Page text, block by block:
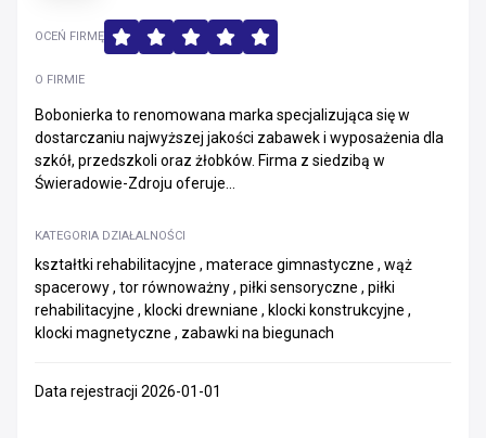
O FIRMIE
Bobonierka to renomowana marka specjalizująca się w
dostarczaniu najwyższej jakości zabawek i wyposażenia dla
szkół, przedszkoli oraz żłobków. Firma z siedzibą w
Świeradowie-Zdroju oferuje...
KATEGORIA DZIAŁALNOŚCI
kształtki rehabilitacyjne , materace gimnastyczne , wąż
spacerowy , tor równoważny , piłki sensoryczne , piłki
rehabilitacyjne , klocki drewniane , klocki konstrukcyjne ,
klocki magnetyczne , zabawki na biegunach
OCEŃ FIRMĘ
Data rejestracji 2026-01-01